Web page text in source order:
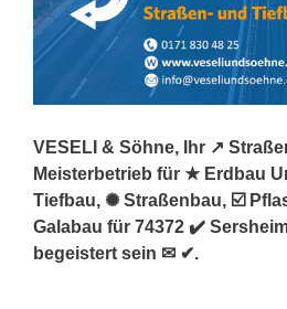
VESELI & Söhne, Ihr ↗️
Meisterbetrieb für ★ Erdbau
Tiefbau, ✺ Straßenbau, ☑️
Galabau für 74372 ✔️
begeistert sein ✉ ✔.